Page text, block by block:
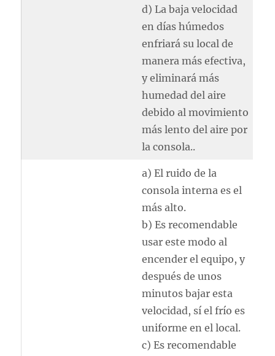
d) La baja velocidad
en días húmedos
enfriará su local de
manera más efectiva,
y eliminará más
humedad del aire
debido al movimiento
más lento del aire por
la consola..
a) El ruido de la
consola interna es el
más alto.
b) Es recomendable
usar este modo al
encender el equipo, y
después de unos
minutos bajar esta
velocidad, sí el frío es
uniforme en el local.
c) Es recomendable